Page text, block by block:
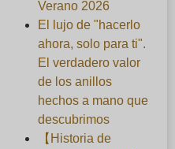
Verano 2026
El lujo de "hacerlo
ahora, solo para ti".
El verdadero valor
de los anillos
hechos a mano que
descubrimos
【Historia de